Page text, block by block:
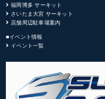
福岡博多 サーキット
さいたま大宮 サーキット
店舗周辺駐車場案内
■イベント情報
イベント一覧